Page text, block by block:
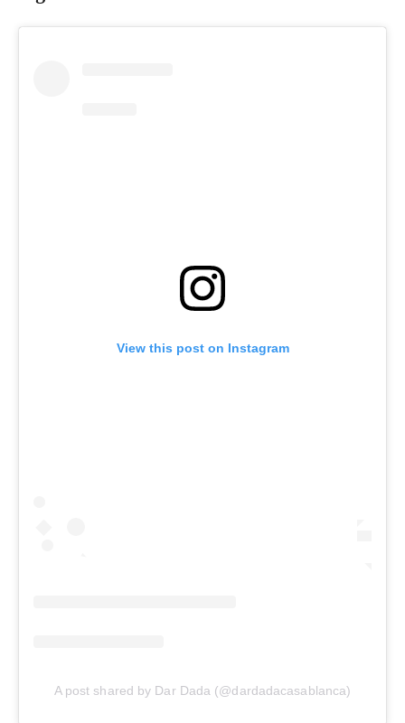
View this post on Instagram
A post shared by Dar Dada (@dardadacasablanca)